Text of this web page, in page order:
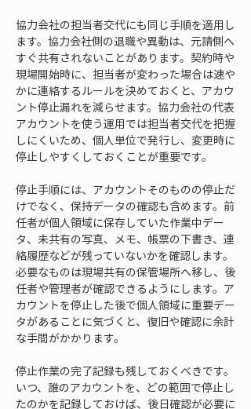
協力会社の担当者交代にも同じ手順を適用し
ます。協力会社側の退職や異動は、元請側へ
すぐ共有されないことがあります。契約時や
現場開始時に、担当者が変わった場合は速や
かに連絡するルールを決めておくと、アカウ
ント停止漏れを減らせます。協力会社の代表
アカウントを使う運用では担当者交代を把握
しにくいため、個人単位で発行し、変更時に
停止しやすくしておくことが重要です。
停止手順には、アカウントそのものの停止だ
けでなく、保持データの確認も含めます。前
任者が個人領域に保存していた作業中デー
タ、未共有の写真、メモ、帳票の下書き、連
絡履歴などが残っていないかを確認します。
必要なものは現場共有の保管場所へ移し、後
任者や管理者が確認できるようにします。ア
カウントを停止した後で個人領域に重要デー
タがあることに気づくと、復旧や確認に余計
な手間がかかります。
停止作業の完了記録も残しておくべきです。
いつ、誰のアカウントを、どの範囲で停止し
たのかを記録しておけば、後日確認が必要に